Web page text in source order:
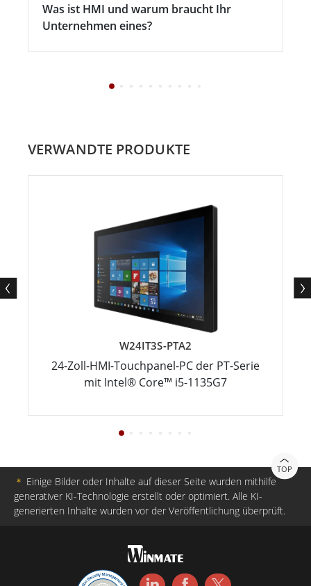
Was ist HMI und warum braucht Ihr
Unternehmen eines?
VERWANDTE PRODUKTE
W24IT3S-PTA2
24-Zoll-HMI-Touchpanel-PC der PT-Serie
mit Intel® Core™ i5-1135G7
TOP
＊ Einige Bilder oder Inhalte auf dieser Seite wurden mithilfe
generativer KI-Technologie erstellt oder optimiert. Alle KI-
generierten Inhalte wurden vor der Veröffentlichung überprüft.